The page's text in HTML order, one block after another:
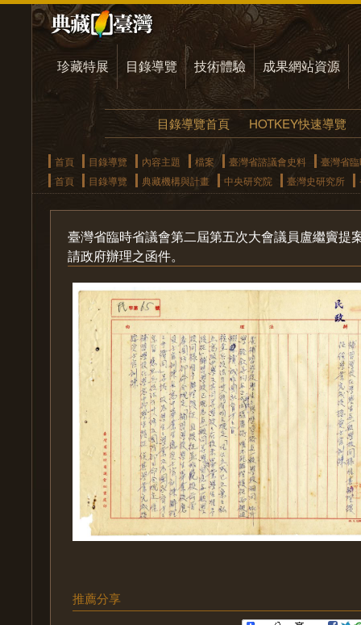
珍藏特展 目錄導覽 技術體驗 成果網站資源
目錄導覽首頁 HOTKEY快速導覽
首頁 目錄導覽 內容主題 檔案 臺灣省諮議會史料
臺灣省
首頁
目錄導覽 典藏機構與計畫 中央研究院 臺灣史研究所
臺灣省臨時省議會第二屆第五次大會議員盧繼竇
請政府辦理之函件。
推薦分享